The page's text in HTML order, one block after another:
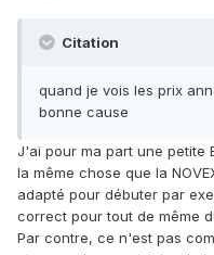
Citation
quand je vois les prix
bonne cause
J'ai pour ma part une petite
la même chose que la
adapté pour débuter par
correct pour tout de même
Par contre, ce n'est pas